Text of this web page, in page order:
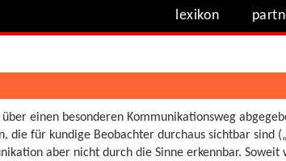
lexikon
einen besonderen Kommunikationsweg
die für kundige Beobachter durchaus sichtbar sind
aber nicht durch die Sinne erkennbar. Soweit